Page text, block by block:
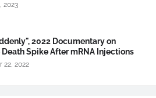
2023
2022 Documentary on
Death Spike After mRNA Injections
22, 2022